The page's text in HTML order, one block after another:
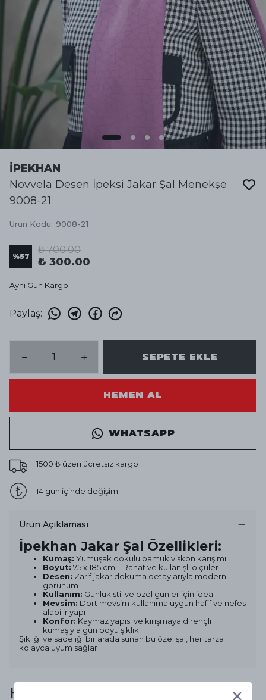
İPEKHAN
Novvela Desen İpeksi Jakar Şal Menekşe
9008-21
Ürün Kodu: 9008-21
%57
₺ 700.00
₺ 300.00
Aynı Gün Kargo
Paylaş:
SEPETE EKLE
HEMEN AL
WHATSAPP
1500 ₺ üzeri ücretsiz kargo
14 gün içinde değişim
Ürün Açıklaması
İpekhan Jakar Şal Özellikleri:
Kumaş: Yumuşak dokulu pamuk viskon karışımı
Boyut: 75 x 185 cm – Rahat ve kullanışlı ölçüler
Desen: Zarif jakar dokuma detaylarıyla modern
görünüm
Kullanım: Günlük stil ve özel günler için ideal
Mevsim: Dört mevsim kullanıma uygun hafif ve nefes
alabilir yapı
Konfor: Kaymaz yapısı ve kırışmaya dirençli
kumaşıyla gün boyu şıklık
Şıklığı ve sadeliği bir arada sunan bu özel şal, her tarza
kolayca uyum sağlar
Hediyeni Taçlandır